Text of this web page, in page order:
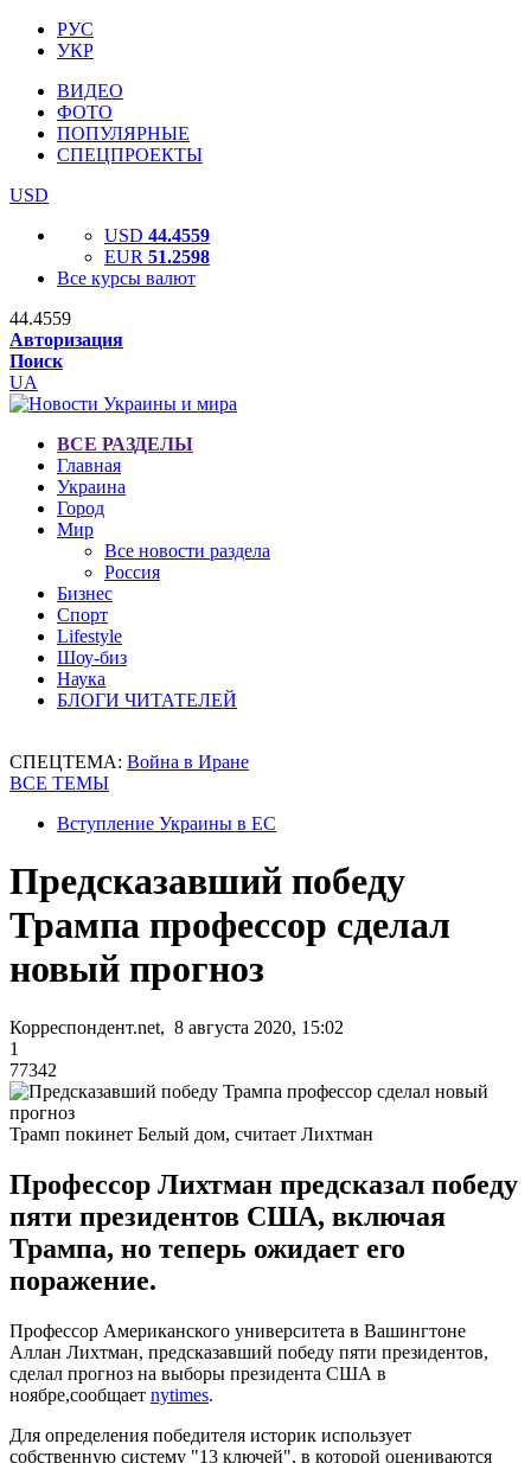
РУС
УКР
ВИДЕО
ФОТО
ПОПУЛЯРНЫЕ
СПЕЦПРОЕКТЫ
USD
USD 44.4559
EUR 51.2598
Все курсы валют
44.4559
Авторизация
Поиск
UA
ВСЕ РАЗДЕЛЫ
Главная
Украина
Город
Мир
Все новости раздела
Россия
Бизнес
Спорт
Lifestyle
Шоу-биз
Наука
БЛОГИ ЧИТАТЕЛЕЙ
СПЕЦТЕМА: Война в Иране
ВСЕ ТЕМЫ
Вступление Украины в ЕС
Предсказавший победу
Трампа профессор сделал
новый прогноз
Корреспондент.net, 8 августа 2020, 15:02
1
77342
Трамп покинет Белый дом, считает Лихтман
Профессор Лихтман предсказал победу
пяти президентов США, включая
Трампа, но теперь ожидает его
поражение.
Профессор Американского университета в Вашингтоне
Аллан Лихтман, предсказавший победу пяти президентов,
сделал прогноз на выборы президента США в
ноябре,сообщает nytimes.
Для определения победителя историк использует
собственную систему "13 ключей", в которой оцениваются